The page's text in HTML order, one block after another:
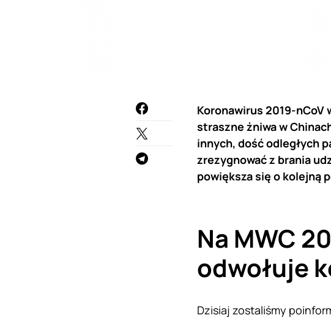
Koronawirus 2019-nCoV
straszne żniwa w
innych, dość odległych
zrezygnować z brania
powiększa się o kolejną
Na MWC
odwołuje
Dzisiaj zostaliśmy